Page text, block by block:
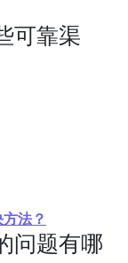
可靠渠
法？
问题有哪